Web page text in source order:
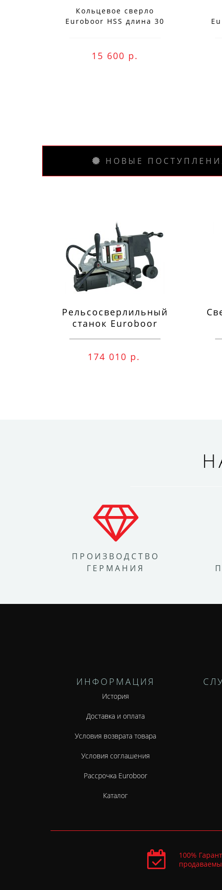
Кольцевое сверло
Euroboor HSS длина 30
15 600 р.
НОВЫЕ
Рельсосверлильный
станок Euroboor
174 010 р.
ПРОИЗВОДСТВО
ГЕРМАНИЯ
ИНФОРМАЦИЯ
История
Доставка и оплата
Условия возврата товара
Условия соглашения
Рассрочка Euroboor
Каталог
100%